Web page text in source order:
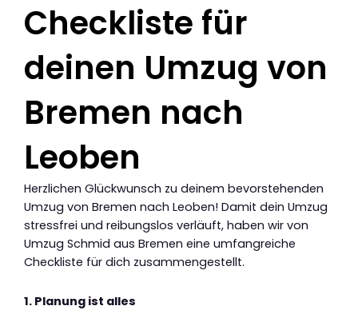
Checkliste für
deinen Umzug von
Bremen nach
Leoben
Herzlichen Glückwunsch zu deinem bevorstehenden
Umzug von Bremen nach Leoben! Damit dein Umzug
stressfrei und reibungslos verläuft, haben wir von
Umzug Schmid aus Bremen eine umfangreiche
Checkliste für dich zusammengestellt.
1. Planung ist alles